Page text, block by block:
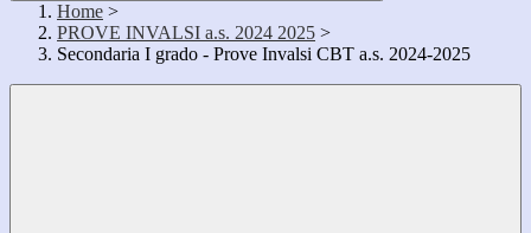
Home >
PROVE INVALSI a.s. 2024 2025 >
Secondaria I grado - Prove Invalsi CBT a.s. 2024-2025